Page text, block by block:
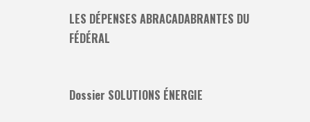
LES DÉPENSES ABRACADABRANTES DU
FÉDÉRAL
Dossier SOLUTIONS ÉNERGIE